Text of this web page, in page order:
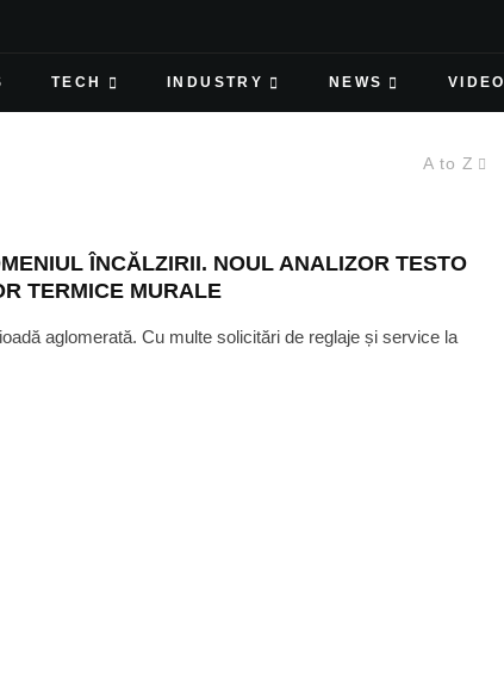
TECH INDUSTRY NEWS VIDEO
A to Z
ÎNCĂLZIRII. NOUL ANALIZOR TESTO
TERMICE MURALE
aglomerată. Cu multe solicitări de reglaje și service la